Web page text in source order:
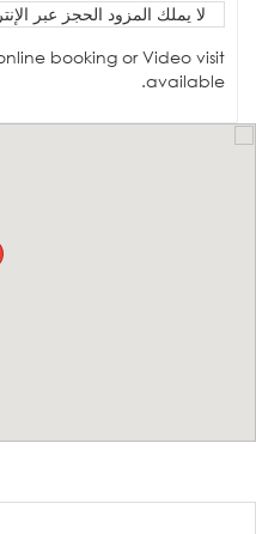
لا يملك المزود الحجز عبر
booking or Video visit
available.